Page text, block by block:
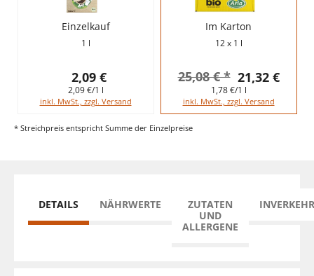
Einzelkauf
1 l
2,09 €
2,09 €/1 l
inkl. MwSt., zzgl. Versand
Im Karton
12 x 1 l
21,32 €
25,08 € *
1,78 €/1 l
inkl. MwSt., zzgl. Versand
* Streichpreis entspricht Summe der Einzelpreise
DETAILS NÄHRWERTE
ZUTATEN
UND
ALLERGENE